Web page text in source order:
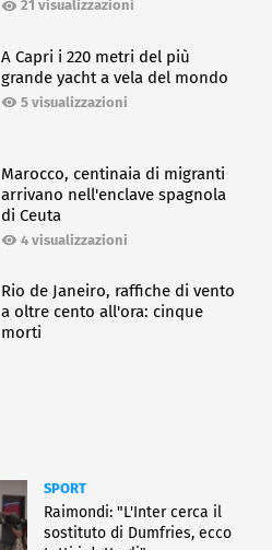
21 visualizzazioni
A Capri i 220 metri del più
grande yacht a vela del mondo
5 visualizzazioni
Marocco, centinaia di migranti
arrivano nell'enclave spagnola
di Ceuta
4 visualizzazioni
Rio de Janeiro, raffiche di vento
a oltre cento all'ora: cinque
morti
SPORT
Raimondi: "L'Inter cerca il
sostituto di Dumfries, ecco